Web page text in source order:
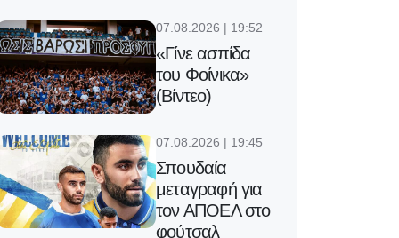
07.08.2026 | 19:52
«Γίνε ασπίδα
του Φοίνικα»
(Βίντεο)
07.08.2026 | 19:45
Σπουδαία
μεταγραφή για
τον ΑΠΟΕΛ στο
φούτσαλ